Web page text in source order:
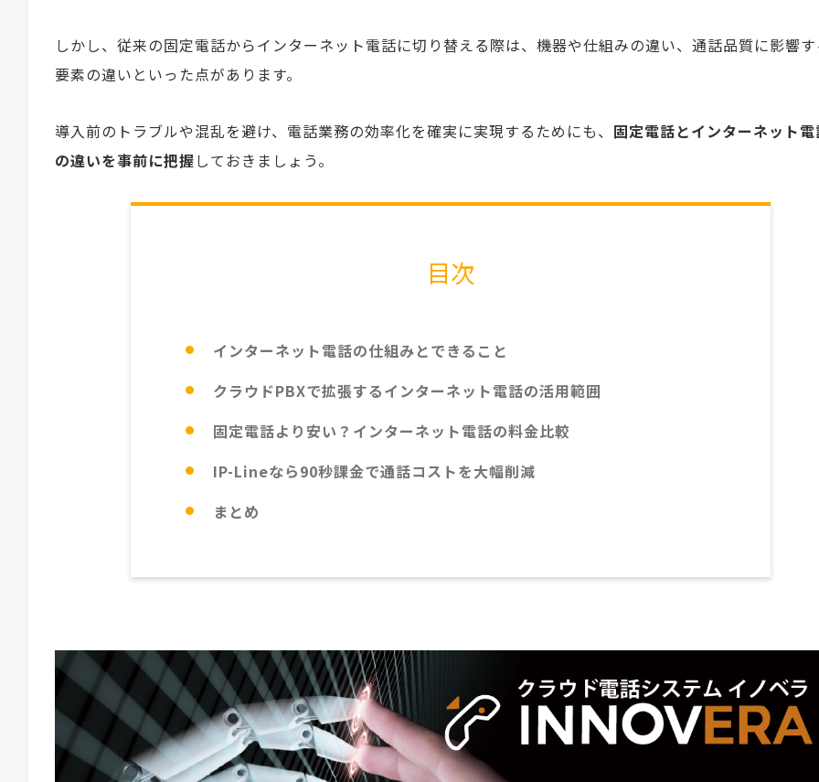
しかし、従来の固定電話からインターネット電話に切り替える際は、機器や仕組みの違い、通話品質に影響す
要素の違いといった点があります。
導入前のトラブルや混乱を避け、電話業務の効率化を確実に実現するためにも、 固定電話とインターネット電
の違いを事前に把握しておきましょう。
目次
インターネット電話の仕組みとできること
クラウドPBXで拡張するインターネット電話の活用範囲
固定電話より安い？インターネット電話の料金比較
IP-Lineなら90秒課金で通話コストを大幅削減
まとめ